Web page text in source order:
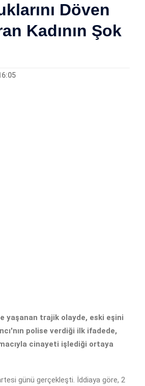
Döven
Kadının Şok
yaşanan trajik olayde, eski eşini
polise verdiği ilk ifadede,
cinayeti işlediği ortaya
günü gerçekleşti. İddiaya göre, 2